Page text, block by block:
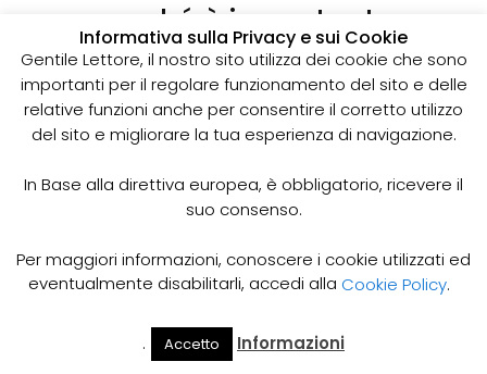
perché è importante
I pozzi neri sono delle strutture sotterranee utilizzate
per la raccolta delle acque reflue domestiche,
soprattutto in zone dove non è disponibile un
sistema di smaltimento delle acque fognarie. Lo
spurgo dei pozzi neri è un’operazione essenziale
e prevenire il rischio di allagamenti, cattivi odori e
infezioni.
Come funziona lo spurgo dei pozzi neri
Lo spurgo dei pozzi neri viene effettuato mediante
specifiche, in grado di aspirare e rimuovere le
acque reflue e i sedimenti accumulati all’interno del
Cerca Il Mio
Informativa sulla Privacy e sui Cookie
Gentile Lettore, il nostro sito utilizza dei cookie che sono
importanti per il regolare funzionamento del sito e delle
relative funzioni anche per consentire il corretto utilizzo
del sito e migliorare la tua esperienza di navigazione.
In Base alla direttiva europea, è obbligatorio, ricevere il
suo consenso.
Per maggiori informazioni, conoscere i cookie utilizzati ed
eventualmente disabilitarli, accedi alla Cookie Policy.
. Accetto Informazioni